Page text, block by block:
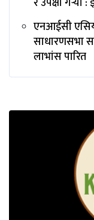
एनआईसी
साधारणसभा
लाभांस पारित